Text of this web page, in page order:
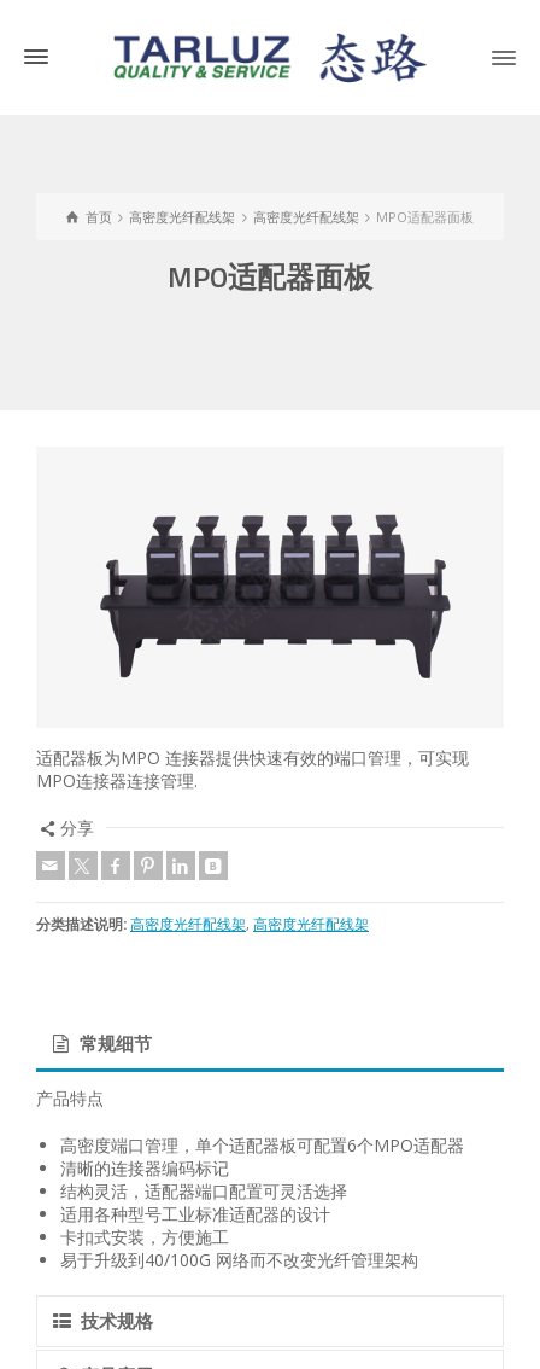
首页 高密度光纤配线架 高密度光纤配线架 MPO适配器面板
MPO适配器面板
适配器板为MPO 连接器提供快速有效的端口管理，可实现
MPO连接器连接管理.
分享
分类描述说明: 高密度光纤配线架, 高密度光纤配线架
常规细节
产品特点
高密度端口管理，单个适配器板可配置6个MPO适配器
清晰的连接器编码标记
结构灵活，适配器端口配置可灵活选择
适用各种型号工业标准适配器的设计
卡扣式安装，方便施工
易于升级到40/100G 网络而不改变光纤管理架构
技术规格